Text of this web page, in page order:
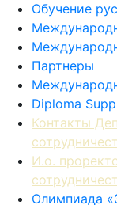
Обучение
Партнеры
Diploma
Контакты
И.о.
Олимпиада